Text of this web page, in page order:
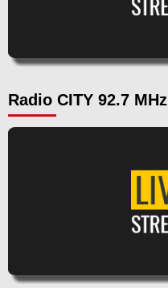
Radio CITY 92.7 MHz